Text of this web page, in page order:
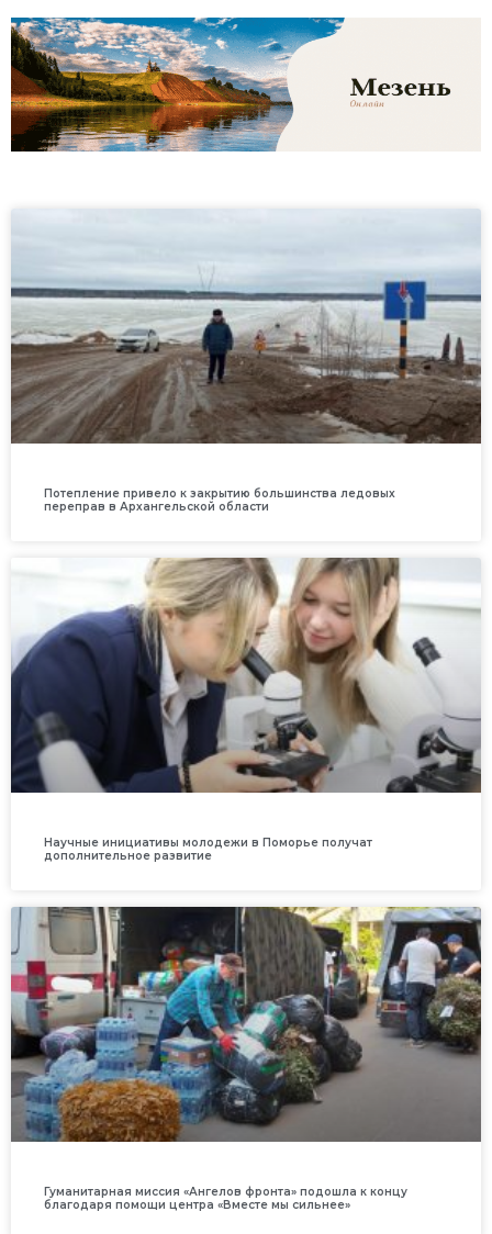
Потепление привело к закрытию большинства ледовых
переправ в Архангельской области
Научные инициативы молодежи в Поморье получат
дополнительное развитие
Гуманитарная миссия «Ангелов фронта» подошла к концу
благодаря помощи центра «Вместе мы сильнее»